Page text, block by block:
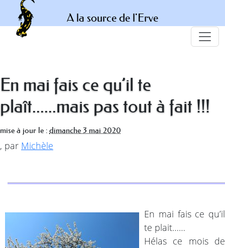
A la source de l'Erve
En mai fais ce qu’il te
plaît......mais pas tout à fait !!!
mise à jour le : dimanche 3 mai 2020
, par Michèle
En mai fais ce qu’il
te plait……
Hélas ce mois de